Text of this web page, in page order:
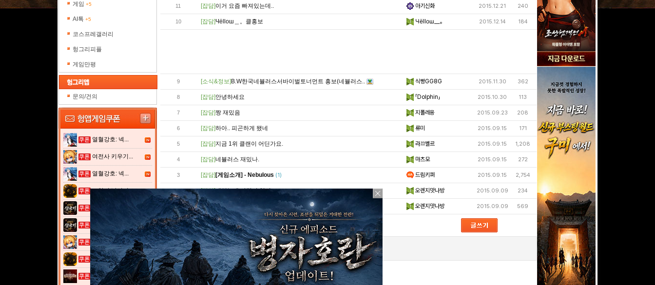
게임 +5
AI톡 +5
코스프레갤러리
헝그리피플
게임만평
문의/건의
열혈강호: 넥...
여전사 키우기...
열혈강호: 넥...
고양이 낚시터...
이것이 삼국지...
이것이 삼국지...
여전사 키우기...
고양이 낚시터...
그레이 사가
11 [잡담]이거 요즘 빠져있는데.. 아기신화 2015.12.21 240
10 [잡담]Чёllош＿。클홍보 Чёllош＿。 2015.12.14 184
9 [소식&정보] B.W한국네뷸러스서바이벌토너먼트 흥보(네뷸러스.. 식빵GG8G 2015.11.30 362
8 [잡담]안녕하세요 「Dolphin」 2015.10.30 113
7 [잡담]짱 재밌음 지폴레옹 2015.09.23 208
6 [잡담]하아.. 피곤하게 됐네 류미 2015.09.15 171
5 [잡담]지금 1위 클랜이 어딘가요. 라끄벨르 2015.09.15 1,208
4 [잡담]네뷸러스 재밌나. 마츠모 2015.09.15 272
3 [잡담] [게임소개] - Nebulous (1) 드림키퍼 2015.09.15 2,754
2 [잡담]재밌는데 사람이 없어... 오렌지맛나방 2015.09.09 234
1 [잡담]겟 개척자가 되겠어! 오렌지맛나방 2015.09.09 569
1